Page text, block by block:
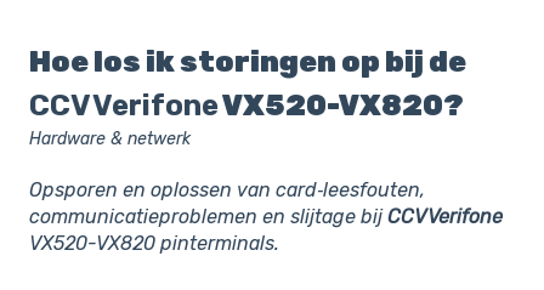
Hoe los ik storingen op bij de
CCV VerifoneVX520-VX820?
Hardware & netwerk
Opsporen en oplossen van card‑leesfouten,
communicatieproblemen en slijtage bijCCV Verifone
VX520-VX820 pinterminals.